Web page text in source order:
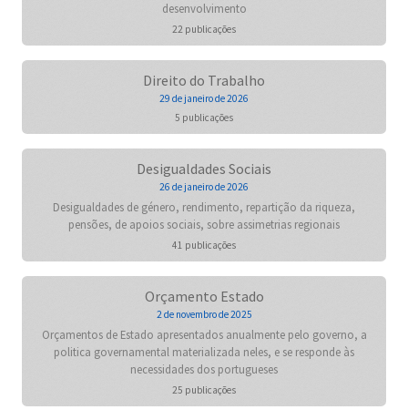
desenvolvimento
22 publicações
Direito do Trabalho
29 de janeiro de 2026
5 publicações
Desigualdades Sociais
26 de janeiro de 2026
Desigualdades de género, rendimento, repartição da riqueza,
pensões, de apoios sociais, sobre assimetrias regionais
41 publicações
Orçamento Estado
2 de novembro de 2025
Orçamentos de Estado apresentados anualmente pelo governo, a
politica governamental materializada neles, e se responde às
necessidades dos portugueses
25 publicações